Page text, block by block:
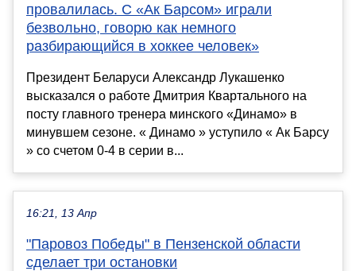
провалилась. С «Ак Барсом» играли
безвольно, говорю как немного
разбирающийся в хоккее человек»
Президент Беларуси Александр Лукашенко
высказался о работе Дмитрия Квартального на
посту главного тренера минского «Динамо» в
минувшем сезоне. « Динамо » уступило « Ак Барсу
» со счетом 0-4 в серии в...
16:21, 13 Апр
"Паровоз Победы" в Пензенской области
сделает три остановки